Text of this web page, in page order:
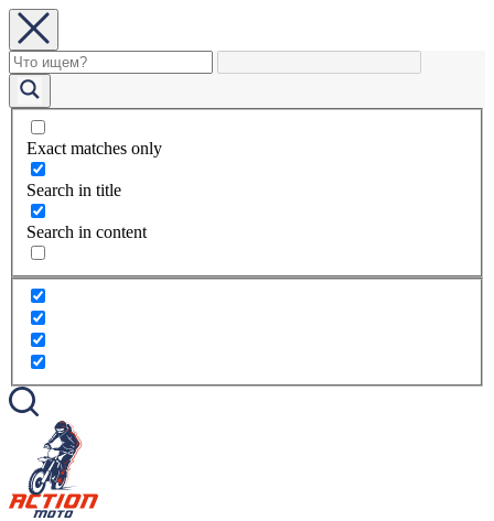
Exact matches only
Search in title
Search in content